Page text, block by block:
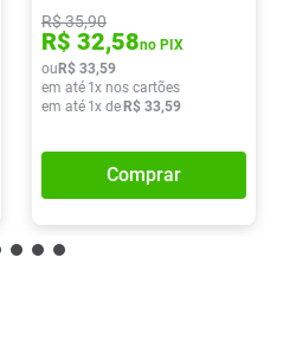
R$35,90
R$ 32,58no PIX
ou R$ 33,59
em até 1x nos cartões
em até 1x de R$ 33,59
Comprar